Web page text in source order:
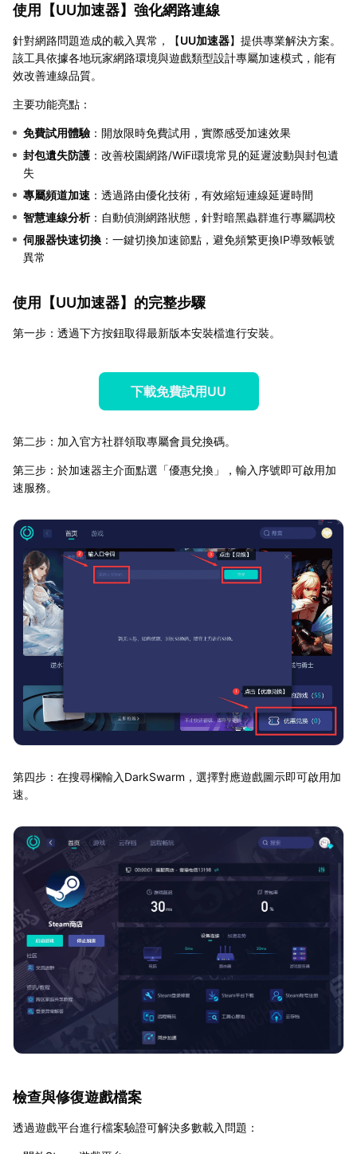
使用【UU加速器】強化網路連線
針對網路問題造成的載入異常，【UU加速器】提供專業解決方案。
該工具依據各地玩家網路環境與遊戲類型設計專屬加速模式，能有
效改善連線品質。
主要功能亮點：
免費試用體驗 ：開放限時免費試用，實際感受加速效果
封包遺失防護 ：改善校園網路/WiFi環境常見的延遲波動與封包遺
失
專屬頻道加速 ：透過路由優化技術，有效縮短連線延遲時間
智慧連線分析：自動偵測網路狀態，針對暗黑蟲群進行專屬調校
伺服器快速切換 ：一鍵切換加速節點，避免頻繁更換IP導致帳號
異常
使用【UU加速器】的完整步驟
第一步：透過下方按鈕取得最新版本安裝檔進行安裝。
下載免費試用UU
第二步：加入官方社群領取專屬會員兌換碼。
第三步：於加速器主介面點選「優惠兌換」，輸入序號即可啟用加
速服務。
第四步：在搜尋欄輸入DarkSwarm，選擇對應遊戲圖示即可啟用加
速。
檢查與修復遊戲檔案
透過遊戲平台進行檔案驗證可解決多數載入問題：